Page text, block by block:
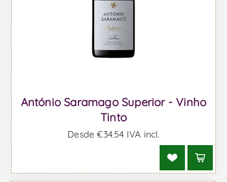
António Saramago Superior - Vinho
Tinto
Desde €34,54 IVA incl.